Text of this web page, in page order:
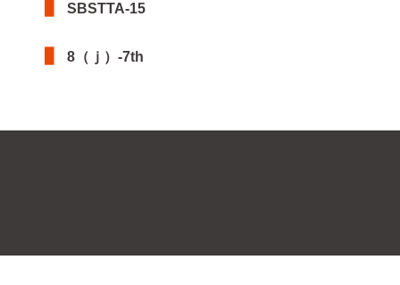
SBSTTA-15
8（ｊ）-7th